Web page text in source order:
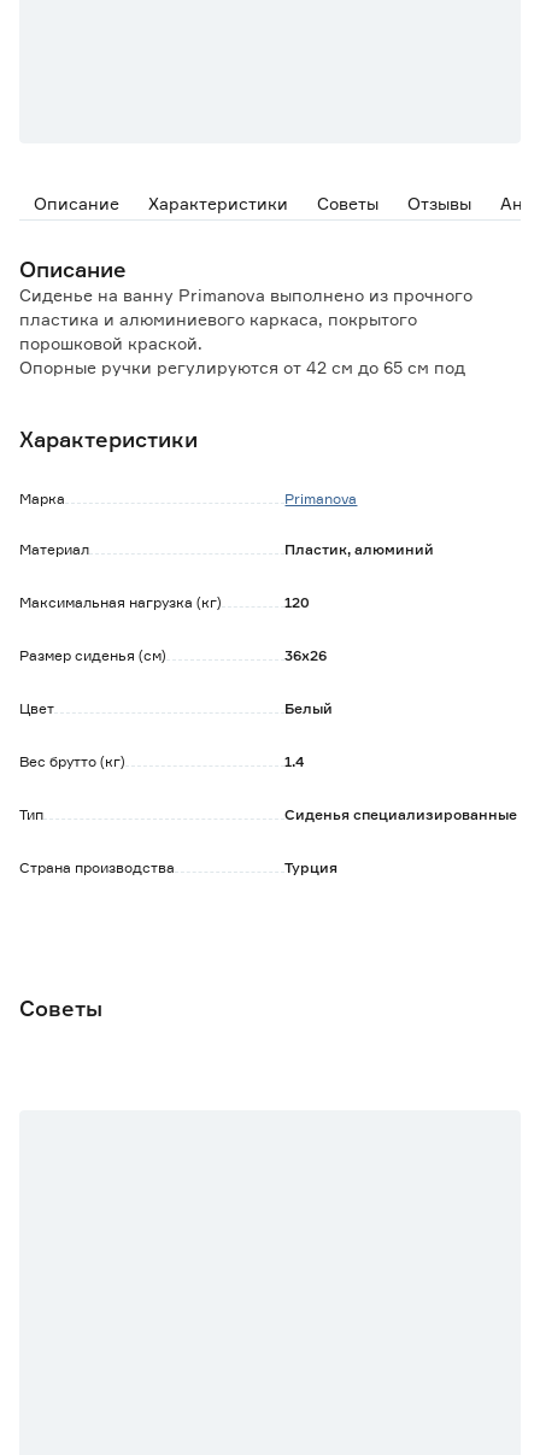
Описание Характеристики Советы Отзывы
Описание
Сиденье на ванну Primanova выполнено из прочного
пластика и алюминиевого каркаса, покрытого
порошковой краской.
Опорные ручки регулируются от 42 см до 65 см под
Характеристики
Марка Primanova
Материал Пластик, алюминий
Максимальная нагрузка (кг) 120
Размер сиденья (см) 36х26
Цвет Белый
Вес брутто (кг) 1.4
Тип Сиденья специализированные
Страна производства Турция
Советы